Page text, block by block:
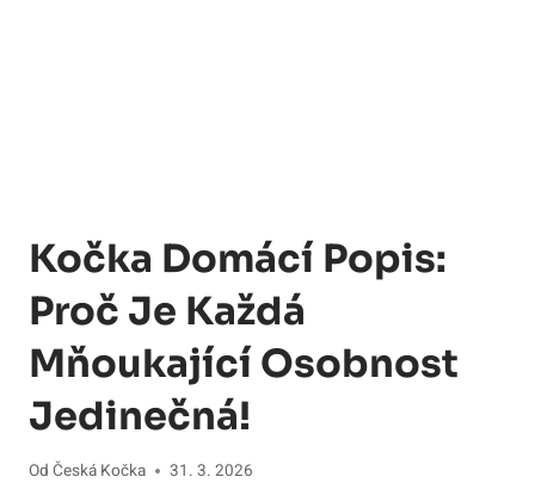
Kočka Domácí Popis:
Proč Je Každá
Mňoukající Osobnost
Jedinečná!
Od Česká Kočka 31. 3. 2026